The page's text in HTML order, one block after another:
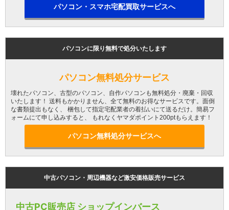
パソコン・スマホ宅配買取サービスへ
パソコンに限り無料で処分いたします
パソコン無料処分サービス
壊れたパソコン、古型のパソコン、自作パソコンも無料処分・廃棄・回収
いたします！ 送料もかかりません、全て無料のお得なサービスです。面倒
な書類提出もなく、 梱包して指定宅配業者の着払いにて送るだけ。簡易フ
ォームにて申し込みすると、 もれなくヤマダポイント200ptもらえます！
パソコン無料処分サービスへ
中古パソコン・周辺機器など激安価格販売サービス
中古PC販売店 ショップインバース